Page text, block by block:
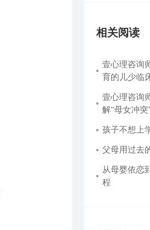
相关阅读
壹心理咨询
育的儿少临
壹心理咨询
解“母女冲突
孩子不想上
父母用过去
从母婴依恋
程